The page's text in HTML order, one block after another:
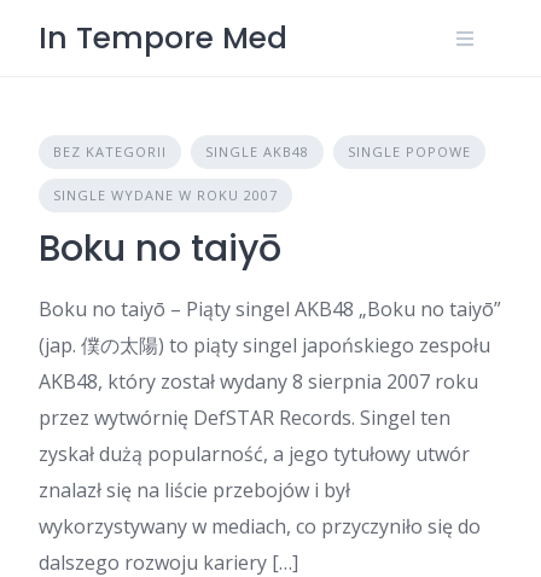
In Tempore Med
BEZ KATEGORII SINGLE AKB48 SINGLE POPOWE
SINGLE WYDANE W ROKU 2007
Boku no taiyō
Boku no taiyō – Piąty singel AKB48 „Boku no taiyō”
(jap. 僕の太陽) to piąty singel japońskiego zespołu
AKB48, który został wydany 8 sierpnia 2007 roku
przez wytwórnię DefSTAR Records. Singel ten
zyskał dużą popularność, a jego tytułowy utwór
znalazł się na liście przebojów i był
wykorzystywany w mediach, co przyczyniło się do
dalszego rozwoju kariery […]